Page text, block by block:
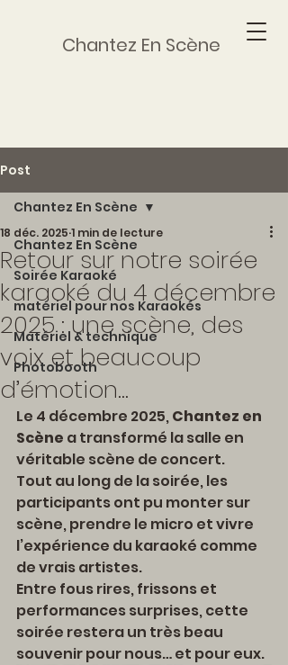
Chantez En Scène
Post
Chantez En Scène
Soirée Karaoké
matériel pour nos Karaokés
Matériel & technique
Photobooth
Chantez En Scène
Retour sur notre soirée
karaoké du 4 décembre
2025 : une scène, des
voix et beaucoup
d’émotion...
18 déc. 2025 1 min de lecture
Le 4 décembre 2025, Chantez en
Scène a transformé la salle en
véritable scène de concert.
Tout au long de la soirée, les
participants ont pu monter sur
scène, prendre le micro et vivre
l’expérience du karaoké comme
de vrais artistes.
Entre fous rires, frissons et
performances surprises, cette
soirée restera un très beau
souvenir pour nous… et pour eux.